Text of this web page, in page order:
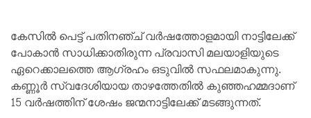
കേസിൽ പെട്ട് പതിനഞ്ച് വർഷത്തോളമായി നാട്ടിലേക്ക്
പോകാൻ സാധിക്കാതിരുന്ന പ്രവാസി മലയാളിയുടെ
ഏറെക്കാലത്തെ ആഗ്രഹം ഒടുവിൽ സഫലമാകുന്നു.
കണ്ണൂർ സ്വദേശിയായ താഴത്തേതിൽ കുഞ്ഞഹമ്മദാണ്‌
15 വർഷത്തിന് ശേഷം ജന്മനാട്ടിലേക്ക് മടങ്ങുന്നത്.